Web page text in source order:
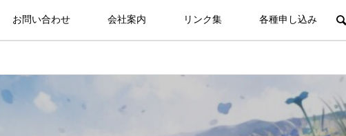
お問い合わせ 会社案内 リンク集 各種申し込み